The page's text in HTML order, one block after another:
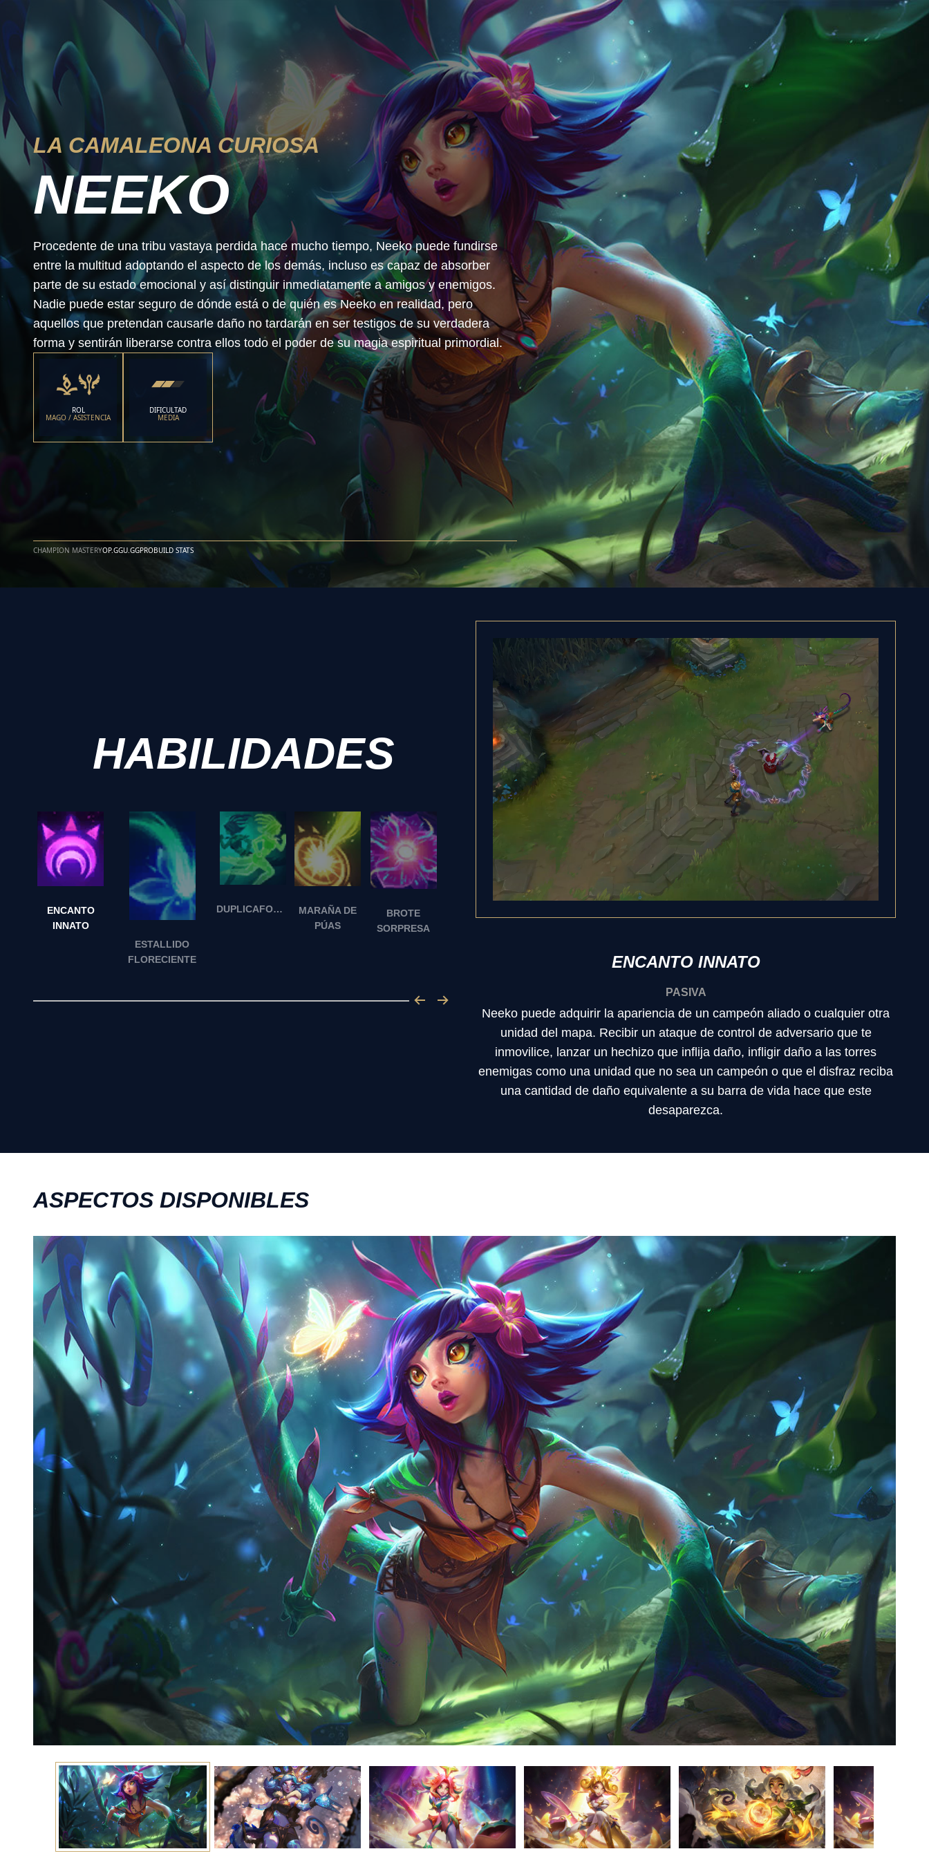
LA CAMALEONA CURIOSA
NEEKO
Procedente de una tribu vastaya perdida hace mucho tiempo, Neeko puede fundirse
entre la multitud adoptando el aspecto de los demás, incluso es capaz de absorber
parte de su estado emocional y así distinguir inmediatamente a amigos y enemigos.
Nadie puede estar seguro de dónde está o de quién es Neeko en realidad, pero
aquellos que pretendan causarle daño no tardarán en ser testigos de su verdadera
forma y sentirán liberarse contra ellos todo el poder de su magia espiritual primordial.
ROL
MAGO / ASISTENCIA
DIFICULTAD
MEDIA
CHAMPION MASTERYOP.GGU.GGPROBUILD STATS
HABILIDADES
ENCANTO
INNATO
ESTALLIDO
FLORECIENTE
DUPLICAFORMAS
MARAÑA DE
PÚAS
BROTE
SORPRESA
ENCANTO INNATO
PASIVA
Neeko puede adquirir la apariencia de un campeón aliado o cualquier otra
unidad del mapa. Recibir un ataque de control de adversario que te
inmovilice, lanzar un hechizo que inflija daño, infligir daño a las torres
enemigas como una unidad que no sea un campeón o que el disfraz reciba
una cantidad de daño equivalente a su barra de vida hace que este
desaparezca.
ASPECTOS DISPONIBLES